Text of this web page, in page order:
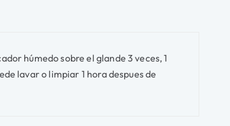
húmedo sobre el glande 3 veces, 1
lavar o limpiar 1 hora despues de